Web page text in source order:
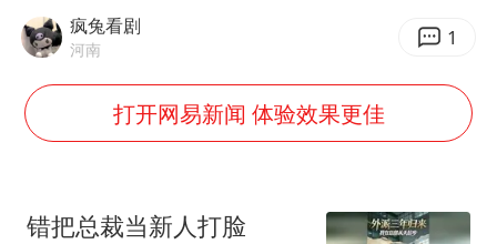
几元成本的AI广告导致千万市值蒸发
老挝国会主席赛宋蓬逝世
白海豚将正面袭击贯穿浙江
疯兔看剧
河南 1
打开网易新闻 体验效果更佳
错把总裁当新人打脸